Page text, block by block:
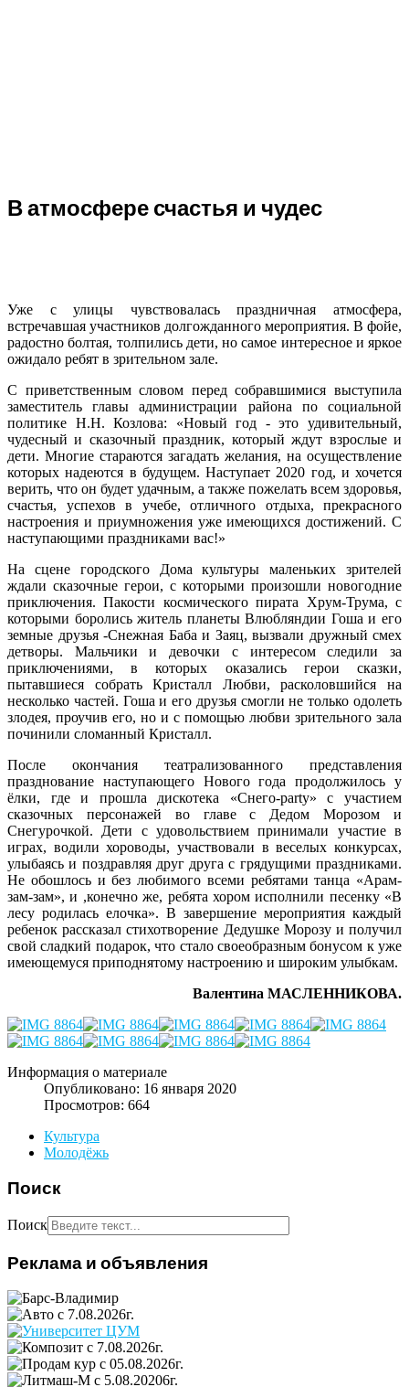
В атмосфере счастья и чудес
Уже с улицы чувствовалась праздничная атмосфера,
встречавшая участников долгожданного мероприятия. В фойе,
радостно болтая, толпились дети, но самое интересное и яркое
ожидало ребят в зрительном зале.
С приветственным словом перед собравшимися выступила
заместитель главы администрации района по социальной
политике Н.Н. Козлова: «Новый год - это удивительный,
чудесный и сказочный праздник, который ждут взрослые и
дети. Многие стараются загадать желания, на осуществление
которых надеются в будущем. Наступает 2020 год, и хочется
верить, что он будет удачным, а также пожелать всем здоровья,
счастья, успехов в учебе, отличного отдыха, прекрасного
настроения и приумножения уже имеющихся достижений. С
наступающими праздниками вас!»
На сцене городского Дома культуры маленьких зрителей
ждали сказочные герои, с которыми произошли новогодние
приключения. Пакости космического пирата Хрум-Трума, с
которыми боролись житель планеты Влюбляндии Гоша и его
земные друзья -Снежная Баба и Заяц, вызвали дружный смех
детворы. Мальчики и девочки с интересом следили за
приключениями, в которых оказались герои сказки,
пытавшиеся собрать Кристалл Любви, расколовшийся на
несколько частей. Гоша и его друзья смогли не только одолеть
злодея, проучив его, но и с помощью любви зрительного зала
починили сломанный Кристалл.
После окончания театрализованного представления
празднование наступающего Нового года продолжилось у
ёлки, где и прошла дискотека «Снего-party» с участием
сказочных персонажей во главе с Дедом Морозом и
Снегурочкой. Дети с удовольствием принимали участие в
играх, водили хороводы, участвовали в веселых конкурсах,
улыбаясь и поздравляя друг друга с грядущими праздниками.
Не обошлось и без любимого всеми ребятами танца «Арам-
зам-зам», и ,конечно же, ребята хором исполнили песенку «В
лесу родилась елочка». В завершение мероприятия каждый
ребенок рассказал стихотворение Дедушке Морозу и получил
свой сладкий подарок, что стало своеобразным бонусом к уже
имеющемуся приподнятому настроению и широким улыбкам.
Валентина МАСЛЕННИКОВА.
Информация о материале
Опубликовано: 16 января 2020
Просмотров: 664
Культура
Молодёжь
Поиск
Поиск
Реклама и объявления